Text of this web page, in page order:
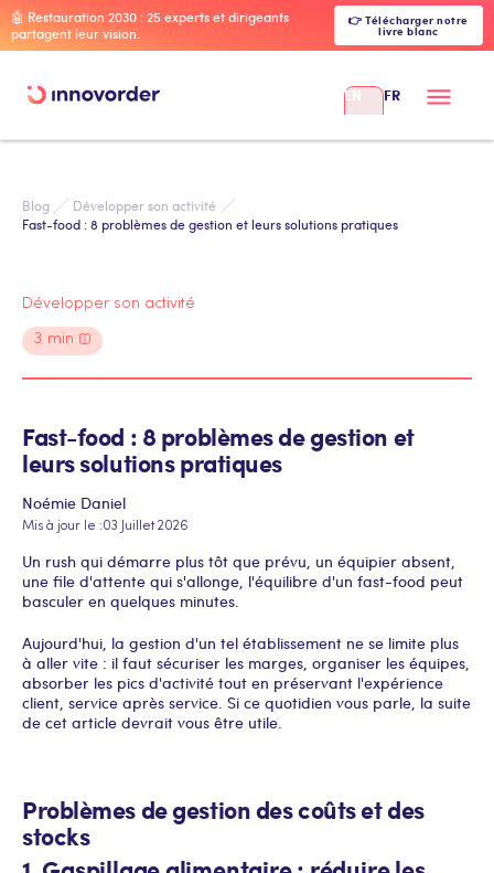
🤖 Restauration 2030 : 25 experts et dirigeants
partagent leur vision.
👉 Télécharger notre
livre blanc
EN FR
Blog
Développer son activité
Fast-food : 8 problèmes de gestion et leurs solutions pratiques
Développer son activité
3 min
Fast-food : 8 problèmes de gestion et
leurs solutions pratiques
Noémie Daniel
Mis à jour le :03 Juillet 2026
Un rush qui démarre plus tôt que prévu, un équipier absent,
une file d'attente qui s'allonge, l'équilibre d'un fast-food peut
basculer en quelques minutes.
Aujourd'hui, la gestion d'un tel établissement ne se limite plus
à aller vite : il faut sécuriser les marges, organiser les équipes,
absorber les pics d'activité tout en préservant l'expérience
client, service après service. Si ce quotidien vous parle, la suite
de cet article devrait vous être utile.
Problèmes de gestion des coûts et des
stocks